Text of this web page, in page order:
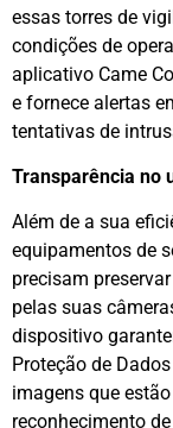
essas torres de
condições de
aplicativo Came
e fornece alertas
tentativas de
Transparência no
Além de a sua
equipamentos de
precisam
pelas suas
dispositivo
Proteção de
imagens que
reconhecimento